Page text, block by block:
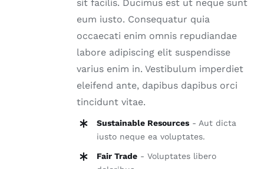
sit facilis. Ducimus est ut neque sunt
eum iusto. Consequatur quia
occaecati enim omnis repudiandae
labore adipiscing elit suspendisse
varius enim in. Vestibulum imperdiet
eleifend ante, dapibus dapibus orci
tincidunt vitae.
Sustainable Resources- Aut dicta
iusto neque ea voluptates.
Fair Trade- Voluptates libero